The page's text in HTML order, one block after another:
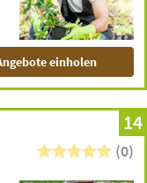
einholen
14
(0)